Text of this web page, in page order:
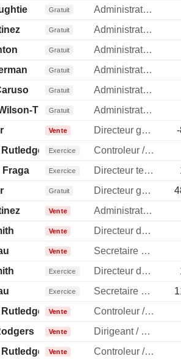
Gratuit
Administrateur
Gratuit
Administrateur
Gratuit
Administrateur
Gratuit
Administrateur
Gratuit
Administrateur
Thompson
Gratuit
Administrateur
Vente Directeur general
Exercice
Controleur / auditeur
Exercice Directeur technique
Gratuit Directeur general
Vente
Administrateur
Vente
Directeur des ressources humaines
Vente
Secretaire general
Exercice Directeur des ressources humaines
Exercice Secretaire general
Vente
Controleur / auditeur
Vente
Dirigeant / cadre principal
Vente
Controleur / auditeur